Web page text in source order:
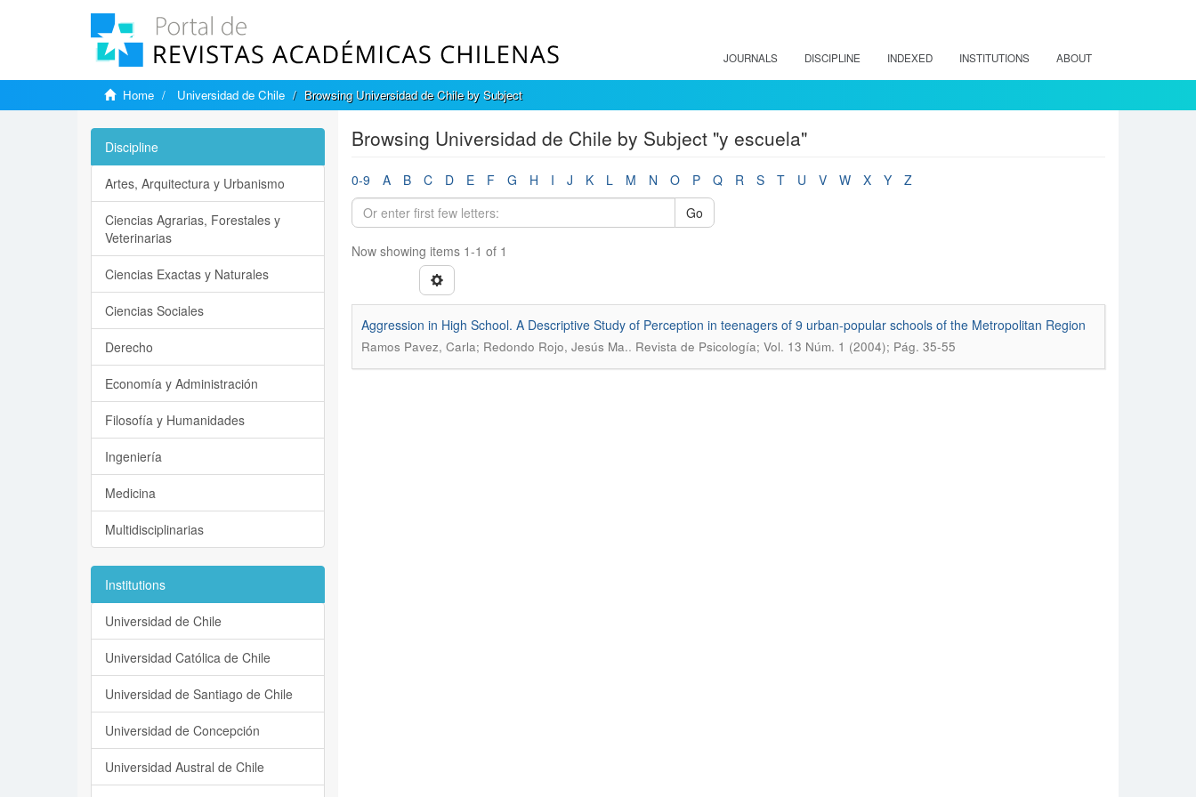
JOURNALS DISCIPLINE INDEXED INSTITUTIONS ABOUT
Home Universidad de Chile Browsing Universidad de Chile by Subject
Browsing Universidad de Chile by Subject "y escuela"
0-9 A B C D E F G H I J K L M N O P Q R S T U V W X Y
Z
Go
Now showing items 1-1 of 1
Aggression in High School. A Descriptive Study of Perception in teenagers of 9 urban-popular schools of the Metropolitan Region
Ramos Pavez, Carla; Redondo Rojo, Jesús Ma.. Revista de Psicología; Vol. 13 Núm. 1 (2004); Pág. 35-55
Discipline
Artes, Arquitectura y Urbanismo
Ciencias Agrarias, Forestales y
Veterinarias
Ciencias Exactas y Naturales
Ciencias Sociales
Derecho
Economía y Administración
Filosofía y Humanidades
Ingeniería
Medicina
Multidisciplinarias
Institutions
Universidad de Chile
Universidad Católica de Chile
Universidad de Santiago de Chile
Universidad de Concepción
Universidad Austral de Chile